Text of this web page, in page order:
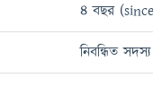
4 বছর
নিবন্ধিত সদস্য